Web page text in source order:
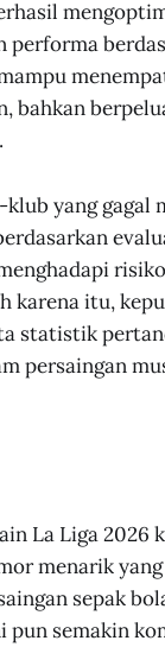
performa
bahkan
yang gagal
karena itu,
statistik
persaingan
La Liga 2026
menarik
sepak
pun semakin